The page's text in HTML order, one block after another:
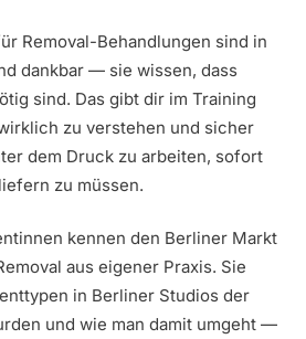
Removal-Behandlungen sind in
dankbar — sie wissen, dass
sind. Das gibt dir im Training
zu verstehen und sicher
dem Druck zu arbeiten, sofort
zu müssen.
kennen den Berliner Markt
aus eigener Praxis. Sie
in Berliner Studios der
und wie man damit umgeht —